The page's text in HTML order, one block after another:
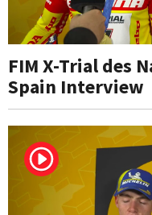
FIM X-Trial des
Spain Interview